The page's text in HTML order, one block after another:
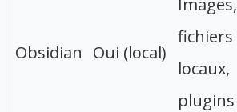
Obsidian Oui (local)
fichiers
locaux,
plugins